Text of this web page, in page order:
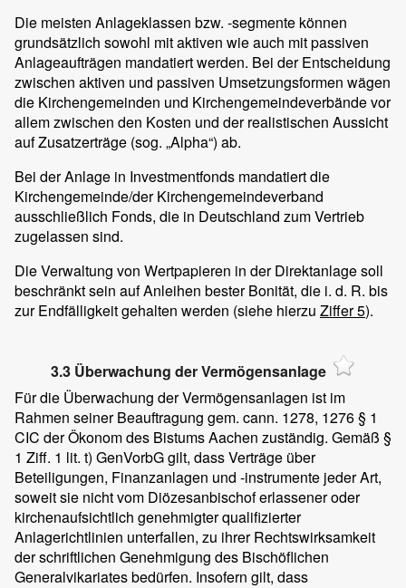
Die meisten Anlageklassen bzw. -segmente können
grundsätzlich sowohl mit aktiven wie auch mit passiven
Anlageaufträgen mandatiert werden. Bei der Entscheidung
zwischen aktiven und passiven Umsetzungsformen wägen
die Kirchengemeinden und Kirchengemeindeverbände vor
allem zwischen den Kosten und der realistischen Aussicht
auf Zusatzerträge (sog. „Alpha“) ab.
Bei der Anlage in Investmentfonds mandatiert die
Kirchengemeinde/der Kirchengemeindeverband
ausschließlich Fonds, die in Deutschland zum Vertrieb
zugelassen sind.
Die Verwaltung von Wertpapieren in der Direktanlage soll
beschränkt sein auf Anleihen bester Bonität, die i. d. R. bis
zur Endfälligkeit gehalten werden (siehe hierzu Ziffer 5).
3.3 Überwachung der Vermögensanlage
Für die Überwachung der Vermögensanlagen ist im
Rahmen seiner Beauftragung gem. cann. 1278, 1276 § 1
CIC der Ökonom des Bistums Aachen zuständig. Gemäß §
1 Ziff. 1 lit. t) GenVorbG gilt, dass Verträge über
Beteiligungen, Finanzanlagen und -instrumente jeder Art,
soweit sie nicht vom Diözesanbischof erlassener oder
kirchenaufsichtlich genehmigter qualifizierter
Anlagerichtlinien unterfallen, zu ihrer Rechtswirksamkeit
der schriftlichen Genehmigung des Bischöflichen
Generalvikariates bedürfen. Insofern gilt, dass